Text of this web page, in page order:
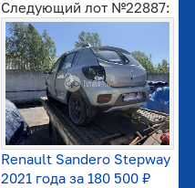
Следующий лот №22887:
Renault Sandero Stepway
2021 года за 180 500 ₽